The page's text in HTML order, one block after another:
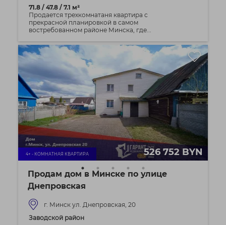
71.8 / 47.8 / 7.1 м²
Продается трехкомнатаня квартира с
прекрасной планировкой в самом
востребованном районе Минска, где...
4+ - КОМНАТНАЯ КВАРТИРА 526 752 BYN
Продам дом в Минске по улице
Днепровская
г. Минск ул. Днепровская, 20
Заводской район